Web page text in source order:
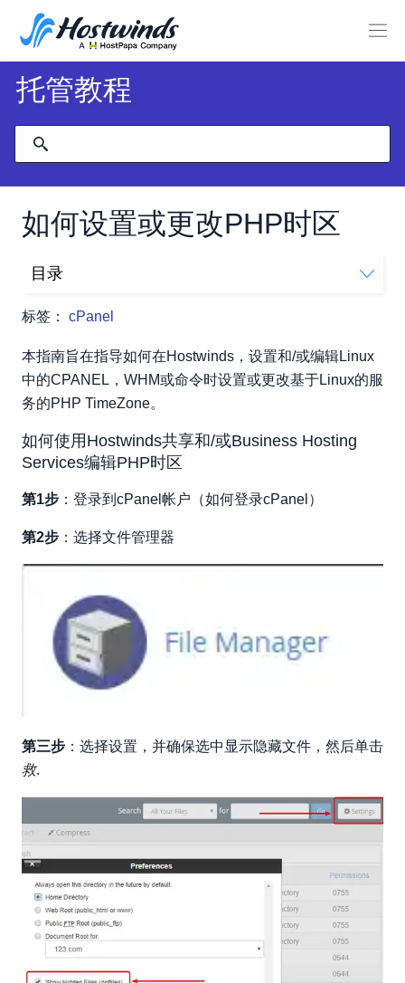
托管教程
如何设置或更改PHP时区
标签： cPanel
目录
编辑PHP时区
辑
如何在没有WHM或cPanel的情况下编辑PHP时区
如何检查我的当前时区以及是否已更改？
本指南旨在指导如何在Hostwinds，设置和/或编辑Linux
中的CPANEL，WHM或命令时设置或更改基于Linux的服
务的PHP TimeZone。
如何使用Hostwinds共享和/或Business Hosting
Services编辑PHP时区
第1步 ：登录到cPanel帐户（如何登录cPanel）
第2步 ：选择文件管理器
第三步 ：选择设置，并确保选中显示隐藏文件，然后单击
救.